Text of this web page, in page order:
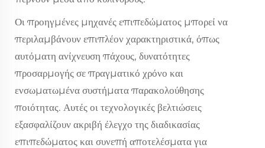
Οι προηγμένες μηχανές επιπεδώματος μπορεί να
περιλαμβάνουν επιπλέον χαρακτηριστικά, όπως
αυτόματη ανίχνευση πάχους, δυνατότητες
προσαρμογής σε πραγματικό χρόνο και
ενσωματωμένα συστήματα παρακολούθησης
ποιότητας. Αυτές οι τεχνολογικές βελτιώσεις
εξασφαλίζουν ακριβή έλεγχο της διαδικασίας
επιπεδώματος και συνεπή αποτελέσματα για